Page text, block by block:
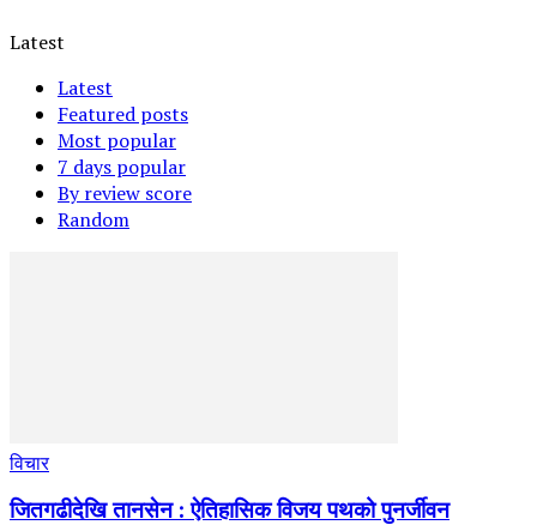
Latest
Latest
Featured posts
Most popular
7 days popular
By review score
Random
विचार
जितगढीदेखि तानसेन : ऐतिहासिक विजय पथको पुनर्जीवन